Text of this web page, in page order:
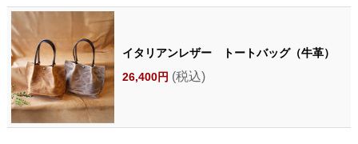
イタリアンレザー トートバッグ（牛革）
26,400円 (税込)